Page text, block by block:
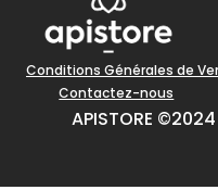
Conditions Générales de
Contactez-nous
APISTORE